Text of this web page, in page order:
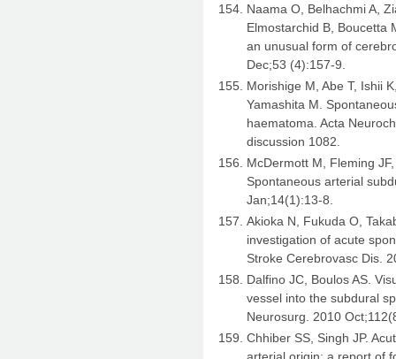
Naama O, Belhachmi A,
Elmostarchid B, Boucetta
an unusual form of
Dec;53 (4):157-9.
Morishige M, Abe T, Ishii
Yamashita M.
haematoma. Acta
discussion 1082.
McDermott M, Fleming
Spontaneous arterial
Jan;14(1):13-8.
Akioka N, Fukuda O,
investigation of acute
Stroke Cerebrovasc Dis.
Dalfino JC, Boulos AS.
vessel into the subdural
Neurosurg. 2010
Chhiber SS, Singh JP.